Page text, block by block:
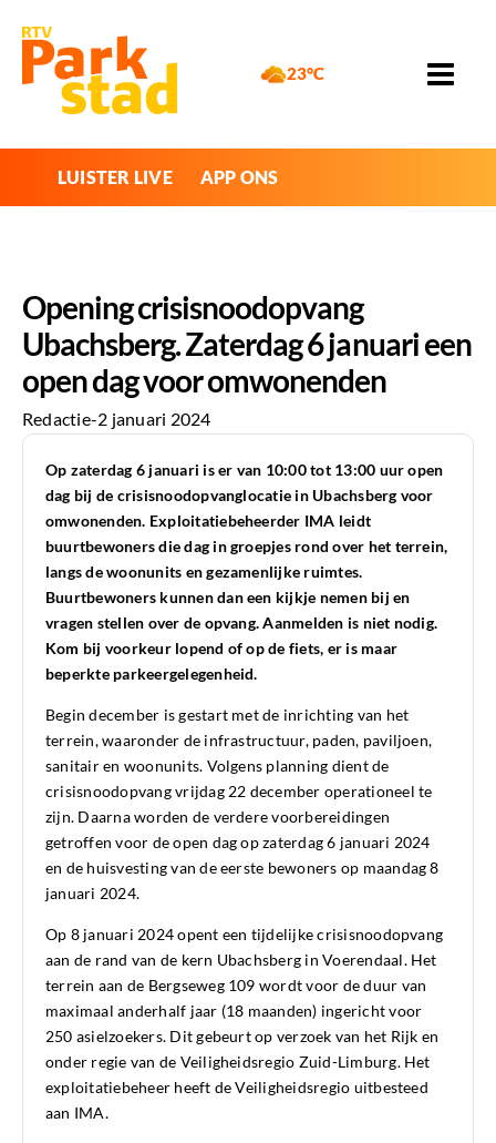
23°C
LUISTER LIVE APP ONS
Opening crisisnoodopvang
Ubachsberg. Zaterdag 6 januari een
open dag voor omwonenden
Redactie-2 januari 2024
Op zaterdag 6 januari is er van 10:00 tot 13:00 uur open
dag bij de crisisnoodopvanglocatie in Ubachsberg voor
omwonenden. Exploitatiebeheerder IMA leidt
buurtbewoners die dag in groepjes rond over het terrein,
langs de woonunits en gezamenlijke ruimtes.
Buurtbewoners kunnen dan een kijkje nemen bij en
vragen stellen over de opvang. Aanmelden is niet nodig.
Kom bij voorkeur lopend of op de fiets, er is maar
beperkte parkeergelegenheid.
Begin december is gestart met de inrichting van het
terrein, waaronder de infrastructuur, paden, paviljoen,
sanitair en woonunits. Volgens planning dient de
crisisnoodopvang vrijdag 22 december operationeel te
zijn. Daarna worden de verdere voorbereidingen
getroffen voor de open dag op zaterdag 6 januari 2024
en de huisvesting van de eerste bewoners op maandag 8
januari 2024.
Op 8 januari 2024 opent een tijdelijke crisisnoodopvang
aan de rand van de kern Ubachsberg in Voerendaal. Het
terrein aan de Bergseweg 109 wordt voor de duur van
maximaal anderhalf jaar (18 maanden) ingericht voor
250 asielzoekers. Dit gebeurt op verzoek van het Rijk en
onder regie van de Veiligheidsregio Zuid-Limburg. Het
exploitatiebeheer heeft de Veiligheidsregio uitbesteed
aan IMA.